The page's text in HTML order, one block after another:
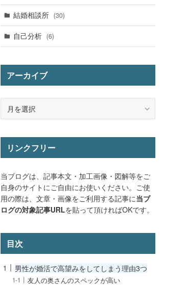
結婚相談所 (30)
自己分析 (6)
アーカイブ
イ
リンクフリー
当ブログは、記事本文・加工画像・図解等をご
自身のサイトにご自由にお使いください。ご使
用の際は、文章・画像をご利用する記事に当ブ
ログの対象記事URLを貼って頂ければOKです。
目次
男性が婚活で高望みをしてしまう理由3つ
友人の奥さんのスペックが高い